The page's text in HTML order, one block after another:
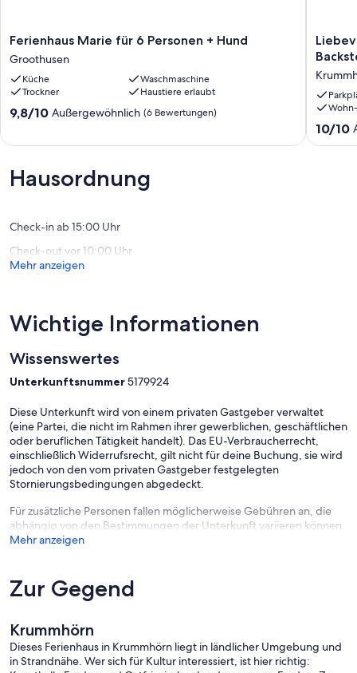
Ferienhaus
Marie
für
6
Personen
+
Ferienhaus Marie für 6 Personen + Hund
Groothusen
Küche
Waschmaschine
Trockner
Haustiere erlaubt
9.8
(6
Bewertungen)
9,8/10 Außergewöhnlich (6 Bewertungen)
"Huus
up
Hook"
10.0
von
10/10
Hausordnung
Check-in ab 15:00 Uhr
Check-out vor 10:00 Uhr
Mehr anzeigen
Wichtige Informationen
Wissenswertes
Unterkunftsnummer5179924
Diese Unterkunft wird von einem privaten Gastgeber verwaltet
(eine Partei, die nicht im Rahmen ihrer gewerblichen, geschäftlichen
oder beruflichen Tätigkeit handelt). Das EU-Verbraucherrecht,
einschließlich Widerrufsrecht, gilt nicht für deine Buchung, sie wird
jedoch von den vom privaten Gastgeber festgelegten
Stornierungsbedingungen abgedeckt.
Für zusätzliche Personen fallen möglicherweise Gebühren an, die
abhängig von den Bestimmungen der Unterkunft variieren können.
Mehr anzeigen
Zur Gegend
Krummhörn
Dieses Ferienhaus in Krummhörn liegt in ländlicher Umgebung und
in Strandnähe. Wer sich für Kultur interessiert, ist hier richtig: